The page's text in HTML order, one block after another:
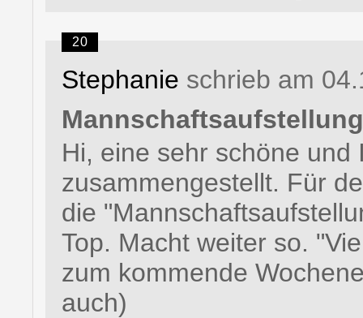
20
Stephanie schrieb am
Mannschaftsaufstellung
Hi, eine sehr schöne
zusammengestellt. Für
die
Top. Macht weiter so.
zum kommende
auch)